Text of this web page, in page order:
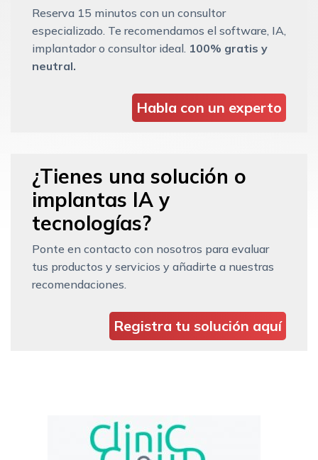
Reserva 15 minutos con un consultor
especializado. Te recomendamos el software, IA,
implantador o consultor ideal. 100% gratis y
neutral.
Habla con un experto
¿Tienes una solución o
implantas IA y
tecnologías?
Ponte en contacto con nosotros para evaluar
tus productos y servicios y añadirte a nuestras
recomendaciones.
Registra tu solución aquí